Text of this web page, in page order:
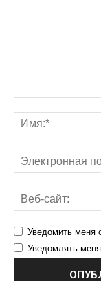
Уведомить меня
Уведомлять